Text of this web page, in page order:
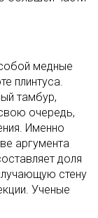
медные
плинтуса.
тамбур,
очередь,
Именно
аргумента
доля
стену
Ученые